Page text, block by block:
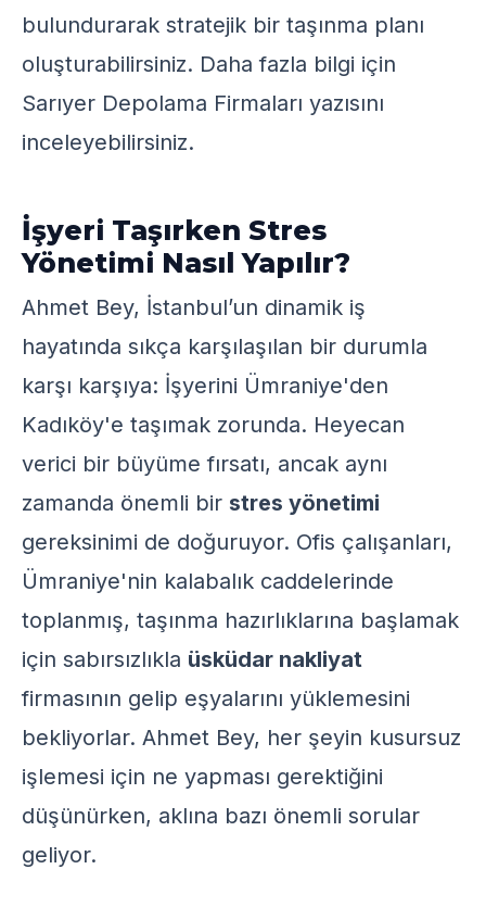
bulundurarak stratejik bir taşınma planı
oluşturabilirsiniz. Daha fazla bilgi için
Sarıyer Depolama Firmaları yazısını
inceleyebilirsiniz.
İşyeri Taşırken Stres
Yönetimi Nasıl Yapılır?
Ahmet Bey, İstanbul’un dinamik iş
hayatında sıkça karşılaşılan bir durumla
karşı karşıya: İşyerini Ümraniye'den
Kadıköy'e taşımak zorunda. Heyecan
verici bir büyüme fırsatı, ancak aynı
zamanda önemli bir stres yönetimi
gereksinimi de doğuruyor. Ofis çalışanları,
Ümraniye'nin kalabalık caddelerinde
toplanmış, taşınma hazırlıklarına başlamak
için sabırsızlıkla üsküdar nakliyat
firmasının gelip eşyalarını yüklemesini
bekliyorlar. Ahmet Bey, her şeyin kusursuz
işlemesi için ne yapması gerektiğini
düşünürken, aklına bazı önemli sorular
geliyor.